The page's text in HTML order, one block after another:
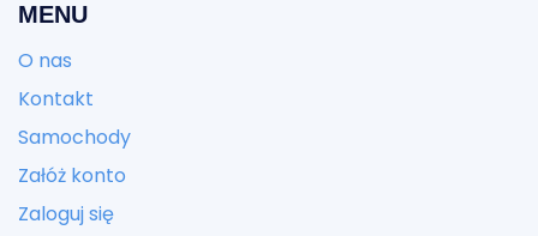
MENU
O nas
Kontakt
Samochody
Załóż konto
Zaloguj się